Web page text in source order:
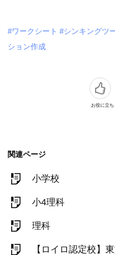
#ワークシート #シンキングツ
ション作成
お役に立ち
関連ページ
小学校
小4理科
理科
【ロイロ認定校】